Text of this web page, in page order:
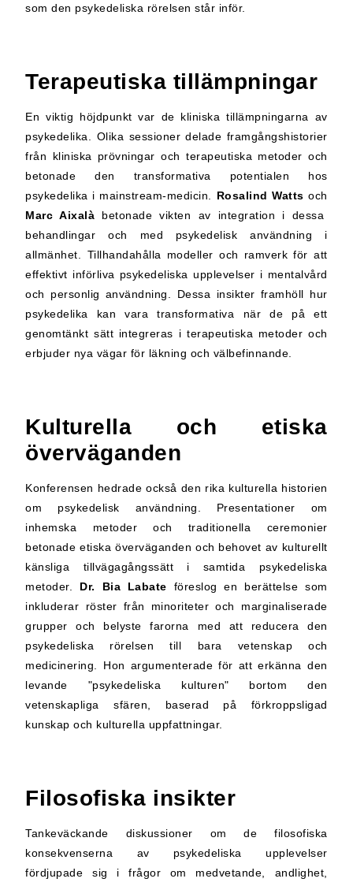
som den psykedeliska rörelsen står inför.
Terapeutiska tillämpningar
En viktig höjdpunkt var de kliniska tillämpningarna av
psykedelika. Olika sessioner delade framgångshistorier
från kliniska prövningar och terapeutiska metoder och
betonade den transformativa potentialen hos
psykedelika i mainstream-medicin. Rosalind Watts och
Marc Aixalà betonade vikten av integration i dessa
behandlingar och med psykedelisk användning i
allmänhet. Tillhandahålla modeller och ramverk för att
effektivt införliva psykedeliska upplevelser i mentalvård
och personlig användning. Dessa insikter framhöll hur
psykedelika kan vara transformativa när de på ett
genomtänkt sätt integreras i terapeutiska metoder och
erbjuder nya vägar för läkning och välbefinnande.
Kulturella och etiska
överväganden
Konferensen hedrade också den rika kulturella historien
om psykedelisk användning. Presentationer om
inhemska metoder och traditionella ceremonier
betonade etiska överväganden och behovet av kulturellt
känsliga tillvägagångssätt i samtida psykedeliska
metoder. Dr. Bia Labate föreslog en berättelse som
inkluderar röster från minoriteter och marginaliserade
grupper och belyste farorna med att reducera den
psykedeliska rörelsen till bara vetenskap och
medicinering. Hon argumenterade för att erkänna den
levande "psykedeliska kulturen" bortom den
vetenskapliga sfären, baserad på förkroppsligad
kunskap och kulturella uppfattningar.
Filosofiska insikter
Tankeväckande diskussioner om de filosofiska
konsekvenserna av psykedeliska upplevelser
fördjupade sig i frågor om medvetande, andlighet,